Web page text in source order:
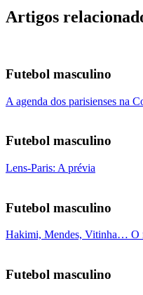
Artigos
Futebol masculino
A agenda dos parisienses na
Futebol masculino
Lens-Paris: A prévia
Futebol masculino
Hakimi, Mendes, Vitinha… O
Futebol masculino